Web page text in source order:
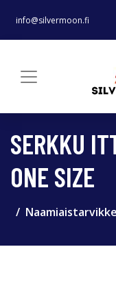
info@silvermoon.fi
SERKKU
ONE SIZE